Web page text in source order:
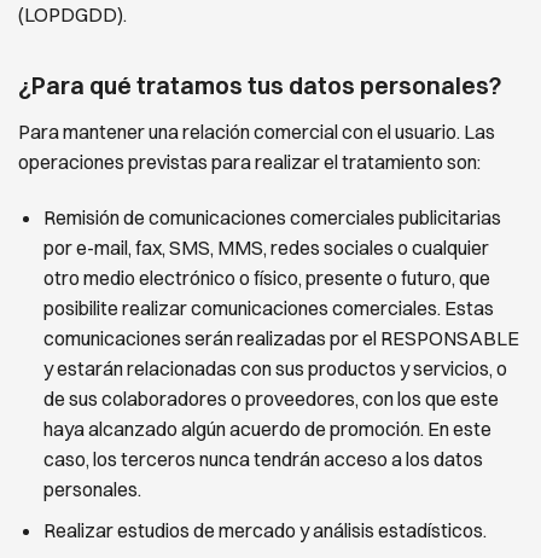
(LOPDGDD).
¿Para qué tratamos tus datos personales?
Para mantener una relación comercial con el usuario. Las
operaciones previstas para realizar el tratamiento son:
Remisión de comunicaciones comerciales publicitarias
por e-mail, fax, SMS, MMS, redes sociales o cualquier
otro medio electrónico o físico, presente o futuro, que
posibilite realizar comunicaciones comerciales. Estas
comunicaciones serán realizadas por el RESPONSABLE
y estarán relacionadas consus productos y servicios, o
de sus colaboradores o proveedores, con los que este
haya alcanzado algún acuerdo de promoción. En este
caso, los terceros nunca tendrán acceso a los datos
personales.
Realizar estudios de mercado y análisis estadísticos.